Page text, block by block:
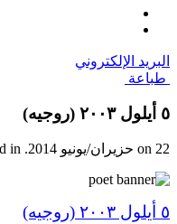
البريد الإلكتروني
طباعة
٥ أيلول ٢٠٠٣ (روجيه)
on 22 حزيران/يونيو 2014 . Posted in
٥ أيلول ٢٠٠٣ (روجيه)